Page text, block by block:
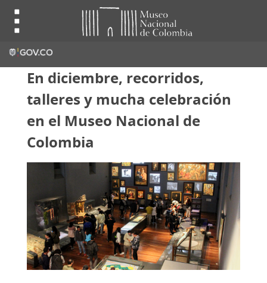
En diciembre, recorridos,
talleres y mucha celebración
en el Museo Nacional de
Colombia